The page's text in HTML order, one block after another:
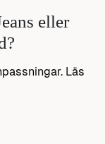
eller
Läs